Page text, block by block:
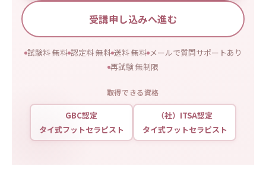
受講申し込みへ進む
試験料 無料 認定料 無料 送料 無料 メールで質問サポートあり
再試験 無制限
取得できる資格
GBC認定
タイ式フットセラピスト
（社）ITSA認定
タイ式フットセラピスト